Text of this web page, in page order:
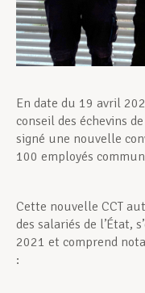
Actualités
En date du 19 avril
conseil des échevins
signé une nouvelle
100 employés
Cette nouvelle CCT
des salariés de l’État,
2021 et comprend
: